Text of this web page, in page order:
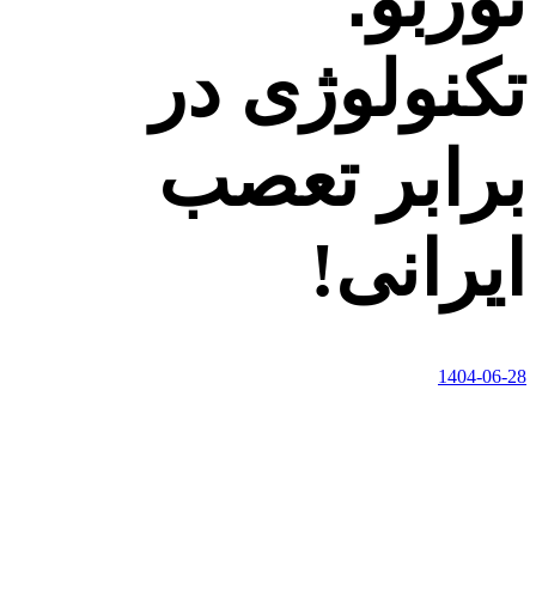
تکنولوژی در
برابر تعصب
ایرانی!
1404-06-28